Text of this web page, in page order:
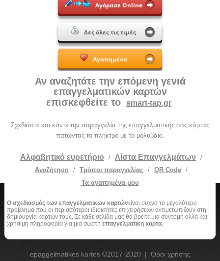
Αγόρασε Online
Δες όλες τις τιμές
Αγαπημένα
Αν αναζητάτε την επόμενη γενιά
επαγγελματικών καρτών
επισκεφθείτε το
smart-tap.gr
Σχεδιάστε και κάντε την παραγγελία της επαγγελματικής σας κάρτας
πατώντας το πλήκτρο με το μολυβάκι.
Αλφαβητικό ευρετήριο / Λίστα Επαγγελμάτων
/
Αναζήτηση
/ Τρόποι παραγγελίας / QR Code /
Τα αγαπημένα μου
Ο σχεδιασμός των επαγγελματικών καρτώνείναι συχνά το μεγαλύτερο
πρόβλημα που οι περισσότεροι ιδιοκτήτες επιχειρήσεων αντιμετωπίζουν στη
δημιουργία καρτών τους. Σε κάθε σελίδα μας θα βρείτε μια σύντομη αλλά και
χρήσιμη πληροφορία για μια σωστή επαγγελματικη καρτα.
epaggelmatikes kartes ©2017-2020 | Όροι χρήσης